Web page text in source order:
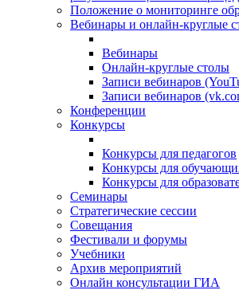
Положение о мониторинге
Вебинары и онлайн-круглые
Вебинары
Онлайн-круглые столы
Записи вебинаров
Записи вебинаров
Конференции
Конкурсы
Конкурсы для педагогов
Конкурсы для
Конкурсы для
Семинары
Стратегические сессии
Совещания
Фестивали и форумы
Учебники
Архив мероприятий
Онлайн консультации ГИА